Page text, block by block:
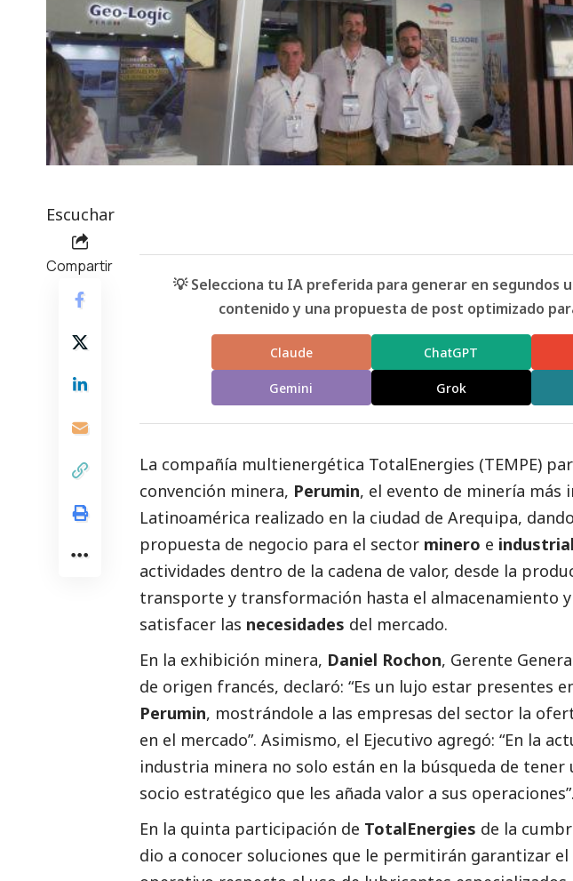
Escuchar
Compartir
💡 Selecciona tu IA preferida para generar en segundos
contenido y una propuesta de post optimizado
Claude ChatGPT
Gemini Grok
La compañía multienergética TotalEnergies (TEMPE)
convención minera, Perumin, el evento de minería más
Latinoamérica realizado en la ciudad de Arequipa,
propuesta de negocio para el sector minero e industrial
actividades dentro de la cadena de valor, desde la
transporte y transformación hasta el almacenamiento y
satisfacer las necesidades del mercado.
En la exhibición minera, Daniel Rochon, Gerente
de origen francés, declaró: “Es un lujo estar presentes
Perumin, mostrándole a las empresas del sector la
en el mercado”. Asimismo, el Ejecutivo agregó: “En la
industria minera no solo están en la búsqueda de tener
socio estratégico que les añada valor a sus operaciones”.
En la quinta participación de TotalEnergies de la
dio a conocer soluciones que le permitirán garantizar